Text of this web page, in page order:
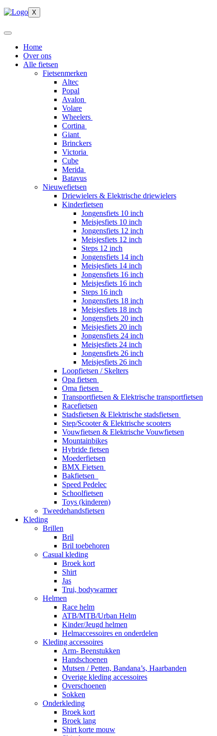
X
Home
Over ons
Alle fietsen
Fietsenmerken
Altec
Popal
Avalon
Volare
Wheelers
Cortina
Giant
Brinckers
Victoria
Cube
Merida
Batavus
Nieuwefietsen
Driewielers & Elektrische driewielers
Kinderfietsen
Jongensfiets 10 inch
Meisjesfiets 10 inch
Jongensfiets 12 inch
Meisjesfiets 12 inch
Steps 12 inch
Jongensfiets 14 inch
Meisjesfiets 14 inch
Jongensfiets 16 inch
Meisjesfiets 16 inch
Steps 16 inch
Jongensfiets 18 inch
Meisjesfiets 18 inch
Jongensfiets 20 inch
Meisjesfiets 20 inch
Jongensfiets 24 inch
Meisjesfiets 24 inch
Jongensfiets 26 inch
Meisjesfiets 26 inch
Loopfietsen / Skelters
Opa fietsen
Oma fietsen
Transportfietsen & Elektrische transportfietsen
Racefietsen
Stadsfietsen & Elektrische stadsfietsen
Step/Scooter & Elektrische scooters
Vouwfietsen & Elektrische Vouwfietsen
Mountainbikes
Hybride fietsen
Moederfietsen
BMX Fietsen
Bakfietsen
Speed Pedelec
Schoolfietsen
Toys (kinderen)
Tweedehandsfietsen
Kleding
Brillen
Bril
Bril toebehoren
Casual kleding
Broek kort
Shirt
Jas
Trui, bodywarmer
Helmen
Race helm
ATB/MTB/Urban Helm
Kinder/Jeugd helmen
Helmaccessoires en onderdelen
Kleding accessoires
Arm- Beenstukken
Handschoenen
Mutsen / Petten, Bandana’s, Haarbanden
Overige kleding accessoires
Overschoenen
Sokken
Onderkleding
Broek kort
Broek lang
Shirt korte mouw